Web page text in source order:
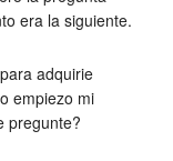
era la siguiente.
adquirie
empiezo mi
pregunte?